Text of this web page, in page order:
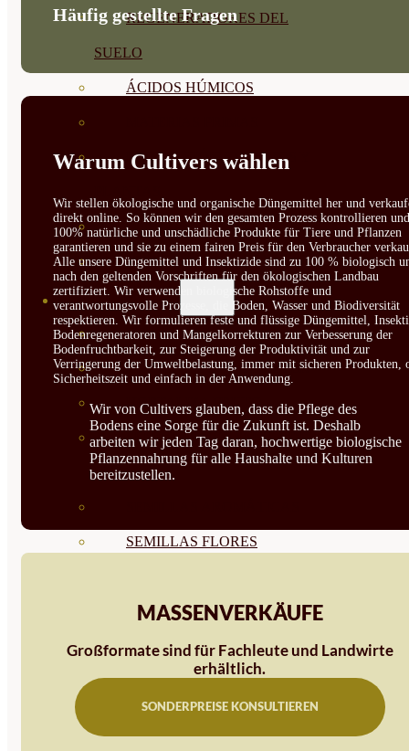
REGENERADORES DEL
SUELO
ÁCIDOS HÚMICOS
PROTECCIÓN CULTIVOS Y
PLANTAS INTERIOR
GROWPUNCH
SEMILLAS
VER TODAS
BIODINÁMICAS DEMETER
HORTALIZA FRUTO
SEMILLAS HORTALIZA DE
HOJA
SEMILLAS FLORES
COMESTIBLES
SEMILLAS TRADICIONALES
SEMILLAS BRASICAS
SEMILLAS RAÍZ
Häufig gestellte Fragen
Warum Cultivers wählen
Wir stellen ökologische und organische Düngemittel her und
direkt online. So können wir den gesamten Prozess kontrollieren und
100% natürliche und unschädliche Produkte für Tiere und Pflanzen
garantieren und sie zu einem fairen Preis für den Verbraucher
Alle unsere Düngemittel und Insektizide sind zu 100 % biologisch
nach den geltenden Vorschriften für den ökologischen Landbau
zertifiziert. Wir verwenden biologische Rohstoffe und
verantwortungsvolle Prozesse, die Boden, Wasser und Biodiversität
respektieren. Wir formulieren feste und flüssige Düngemittel,
Bodenregeneratoren und Mangelkorrekturen zur Verbesserung der
Bodenfruchtbarkeit, zur Steigerung der Produktivität und zur
Verringerung der Umweltbelastung, immer mit sicheren Produkten,
Sicherheitszeit und einfach in der Anwendung.
Wir von Cultivers glauben, dass die Pflege des
Bodens eine Sorge für die Zukunft ist. Deshalb
arbeiten wir jeden Tag daran, hochwertige biologische
Pflanzennahrung für alle Haushalte und Kulturen
bereitzustellen.
MASSENVERKÄUFE
Großformate sind für Fachleute und Landwirte
erhältlich.
SONDERPREISE KONSULTIEREN